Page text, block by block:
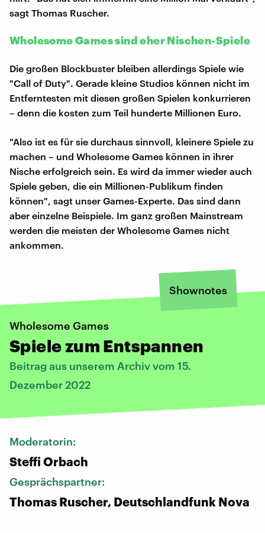
sagt Thomas Ruscher.
Wholesome Games sind eher Nischen-Spiele
Die großen Blockbuster bleiben allerdings Spiele wie
"Call of Duty". Gerade kleine Studios können nicht im
Entferntesten mit diesen großen Spielen konkurrieren
– denn die kosten zum Teil hunderte Millionen Euro.
"Also ist es für sie durchaus sinnvoll, kleinere Spiele zu
machen – und Wholesome Games können in ihrer
Nische erfolgreich sein. Es wird da immer wieder auch
Spiele geben, die ein Millionen-Publikum finden
können", sagt unser Games-Experte. Das sind dann
aber einzelne Beispiele. Im ganz großen Mainstream
werden die meisten der Wholesome Games nicht
ankommen.
Shownotes
Wholesome Games
Spiele zum Entspannen
Beitrag aus unserem Archiv vom 15.
Dezember 2022
Moderatorin:
Steffi Orbach
Gesprächspartner:
Thomas Ruscher, Deutschlandfunk Nova